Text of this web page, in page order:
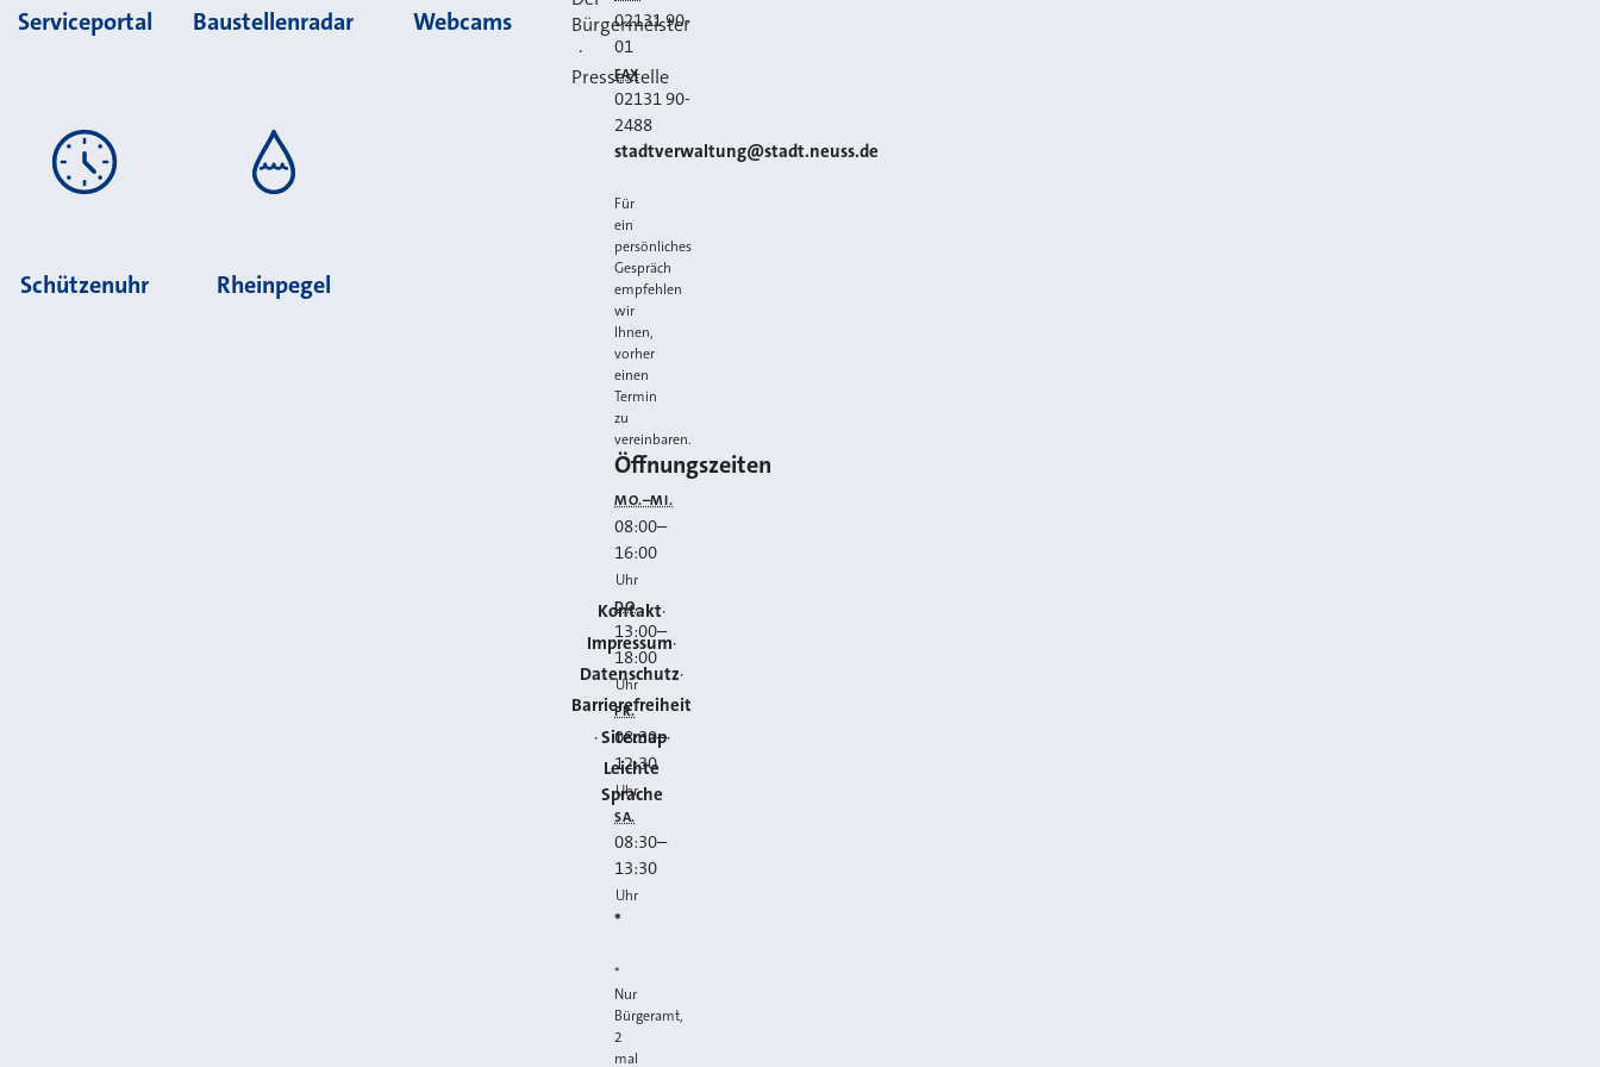
Serviceportal Baustellenradar Webcams
Schützenuhr Rheinpegel
Bürgermeister
·
Pressestelle
Kontakt
Impressum
Datenschutz
Barrierefreiheit
Sitemap
Leichte
Sprache
02131 90-
01
FAX
02131 90-
2488
E-MAIL
stadtverwaltung@stadt.neuss.de
Für
ein
persönliches
Gespräch
empfehlen
wir
Ihnen,
vorher
einen
Termin
zu
vereinbaren.
Öffnungszeiten
MO.–MI.
08:00–
16:00
Uhr
DO.
13:00–
18:00
Uhr
FR.
08:30–
12:30
Uhr
SA.
08:30–
13:30
Uhr
*
*
Nur
Bürgeramt,
2
mal